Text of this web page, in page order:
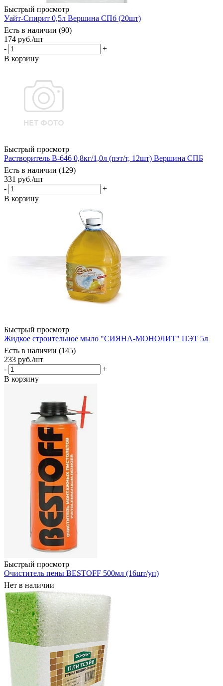
Быстрый просмотр
Уайт-Спирит 0,5л Вершина СПб (20шт)
Есть в наличии (90)
174 руб./шт
-
+
В корзину
Быстрый просмотр
Растворитель В-646 0,8кг/1,0л (пэт/т, 12шт) Вершина СПБ
Есть в наличии (129)
331 руб./шт
-
+
В корзину
Быстрый просмотр
Жидкое строительное мыло "СИЯНА-МОНОЛИТ" ПЭТ 5л
Есть в наличии (145)
233 руб./шт
-
+
В корзину
Быстрый просмотр
Очиститель пены BESTOFF 500мл (16шт/уп)
Нет в наличии